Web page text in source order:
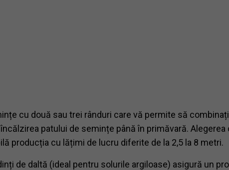
cu două sau trei rânduri care vă permite să
patului de semințe până în primăvară.
producția cu lățimi de lucru diferite de la 2,5 la 8 metri.
de daltă (ideal pentru solurile argiloase) asigură un